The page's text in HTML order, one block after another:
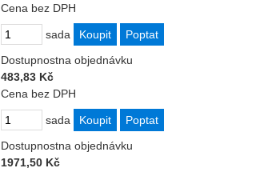
Cena bez DPH
sada
Dostupnostna objednávku
483,83 Kč
Cena bez DPH
sada
Dostupnostna objednávku
1971,50 Kč